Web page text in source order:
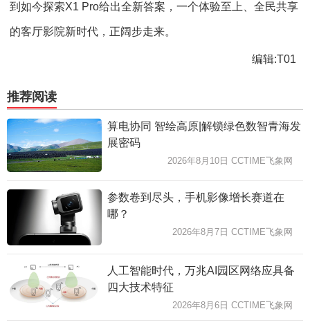
到如今探索X1 Pro给出全新答案，一个体验至上、全民共享
的客厅影院新时代，正阔步走来。
编辑:T01
推荐阅读
算电协同 智绘高原|解锁绿色数智青海发
展密码
2026年8月10日 CCTIME飞象网
参数卷到尽头，手机影像增长赛道在
哪？
2026年8月7日 CCTIME飞象网
人工智能时代，万兆AI园区网络应具备
四大技术特征
2026年8月6日 CCTIME飞象网